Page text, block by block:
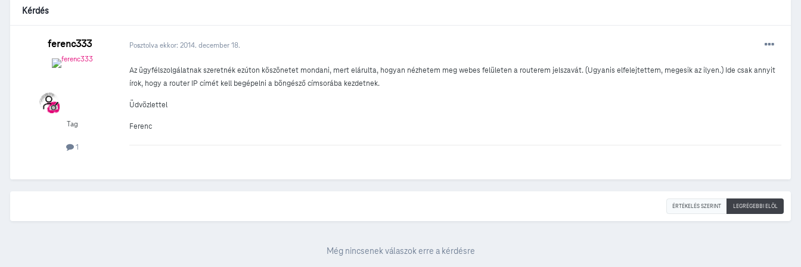
Kérdés
ferenc333
Tag
1
Posztolva ekkor: 2014. december 18.
Az ügyfélszolgálatnak szeretnék ezúton köszönetet mondani, mert elárulta, hogyan nézhetem meg webes felületen a routerem jelszavát. (Ugyanis elfelejtettem, megesik az ilyen.) Ide csak annyit
írok, hogy a router IP címét kell begépelni a böngésző címsorába kezdetnek.
Üdvözlettel
Ferenc
ÉRTÉKELÉS SZERINT LEGRÉGEBBI ELÖL
Még nincsenek válaszok erre a kérdésre